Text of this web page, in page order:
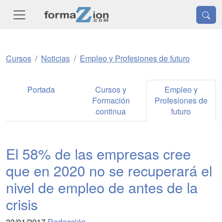
Cursos Noticias Empleo y Profesiones de futuro
Portada
Cursos y
Formación
continua
Empleo y
Profesiones de
futuro
El 58% de las empresas cree
que en 2020 no se recuperará el
nivel de empleo de antes de la
crisis